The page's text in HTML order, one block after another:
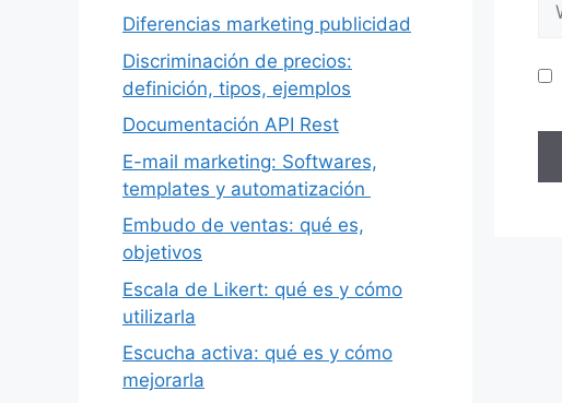
Diferencias marketing publicidad
Discriminación de precios:
definición, tipos, ejemplos
Documentación API Rest
E-mail marketing: Softwares,
templates y automatización
Embudo de ventas: qué es,
objetivos
Escala de Likert: qué es y cómo
utilizarla
Escucha activa: qué es y cómo
mejorarla